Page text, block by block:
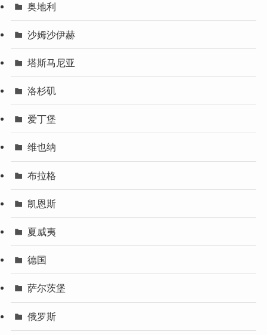
奥地利
沙姆沙伊赫
塔斯马尼亚
洛杉矶
爱丁堡
维也纳
布拉格
凯恩斯
夏威夷
德国
萨尔茨堡
俄罗斯